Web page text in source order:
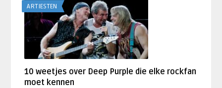
ARTIESTEN
10 weetjes over Deep Purple die elke rockfan
moet kennen